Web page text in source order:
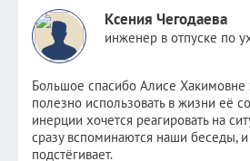
силах, обратилась к Алисе.
После консультаций в голове
психолога, старалась следовать
не прикажешь: по-прежнему было
новые отношения прежде любимого
я и сама не заметила как стала
парней. Как открыла ранее
Как мне стало не совсем
легче. Как мне снова стало
Ксения Чегодаева
инженер в отпуске по
Большое спасибо Алисе Хакимовне
полезно использовать в жизни её
инерции хочется реагировать на
сразу вспоминаются наши беседы, и
подстёгивает.